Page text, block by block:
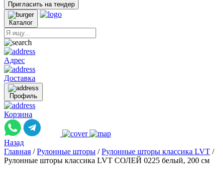
Пригласить на тендер
Каталог
Адрес
Доставка
Профиль
Корзина
Назад
Главная / Рулонные шторы / Рулонные шторы классика LVT /
Рулонные шторы классика LVT СОЛЕЙ 0225 белый, 200 см